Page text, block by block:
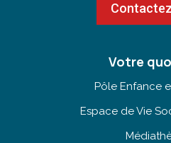
Votre
Pôle Enfance
Espace de Vie